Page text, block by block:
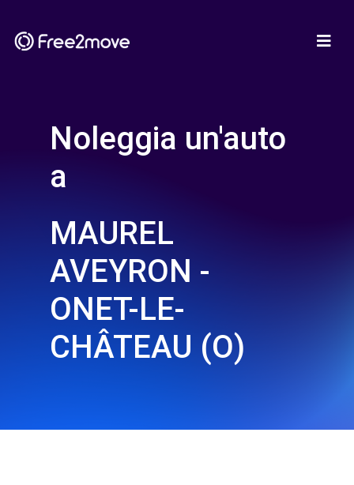
Noleggia un'auto
a
MAUREL
AVEYRON -
ONET-LE-
CHÂTEAU (O)